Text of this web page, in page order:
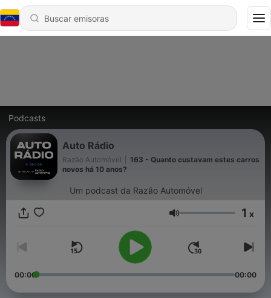
Podcasts
Auto Rádio
Razão Automóvel
163 - Quanto custavam estes carros
novos há 10 anos?
Um podcast da Razão Automóvel
Volumen 1 x
00:00 00:00